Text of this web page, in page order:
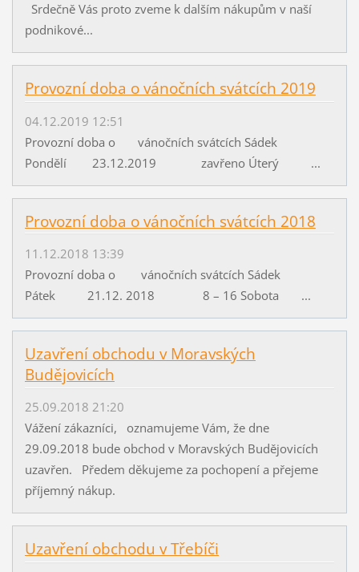
Srdečně Vás proto zveme k dalším nákupům v naší
podnikové...
Provozní doba o vánočních svátcích 2019
04.12.2019 12:51
Provozní doba o vánočních svátcích Sádek
Pondělí 23.12.2019 zavřeno Úterý ...
Provozní doba o vánočních svátcích 2018
11.12.2018 13:39
Provozní doba o vánočních svátcích Sádek
Pátek 21.12. 2018 8 – 16 Sobota ...
Uzavření obchodu v Moravských
Budějovicích
25.09.2018 21:20
Vážení zákazníci, oznamujeme Vám, že dne
29.09.2018 bude obchod v Moravských Budějovicích
uzavřen. Předem děkujeme za pochopení a přejeme
příjemný nákup.
Uzavření obchodu v Třebíči